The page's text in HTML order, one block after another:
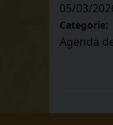
05/03/
Categorie:
Agenda